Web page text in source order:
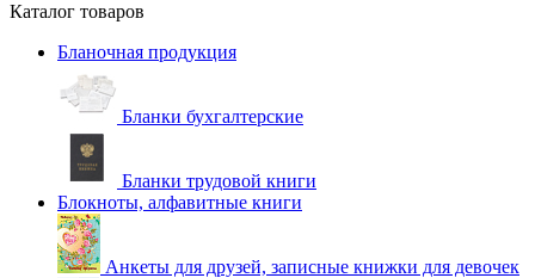
Каталог товаров
Бланочная продукция
Бланки бухгалтерские
Бланки трудовой книги
Блокноты, алфавитные книги
Анкеты для друзей, записные книжки для девочек